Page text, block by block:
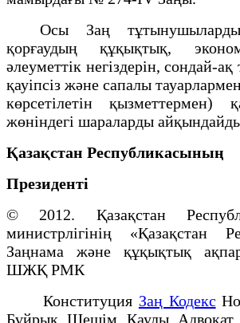
Осы Заң
қорғаудың құқықтық,
әлеуметтік негіздерін, сондай-
қауіпсіз және сапалы
көрсетілетін қызметтермен)
жөніндегі шараларды
Қазақстан Республикасының
Президенті
© 2012. Қазақстан
министрлігінің «Қазақстан
Заңнама және құқықтық
ШЖҚ РМК
Конституция Заң Кодекс
Бұйрық Шешім Қаулы Адвокат